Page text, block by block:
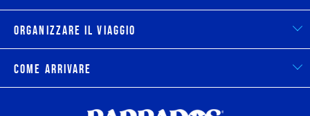
Organizzare il viaggio
Come arrivare